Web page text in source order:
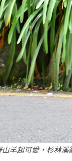
山羊超可愛，杉林溪